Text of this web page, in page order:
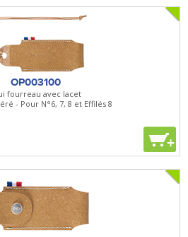
OP003100
fourreau avec lacet
- Pour N°6, 7, 8 et Effilés 8
+